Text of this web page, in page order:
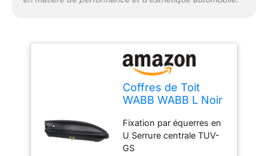
Coffres de Toit
WABB WABB L Noir
Fixation par équerres en
U Serrure centrale TUV-
GS